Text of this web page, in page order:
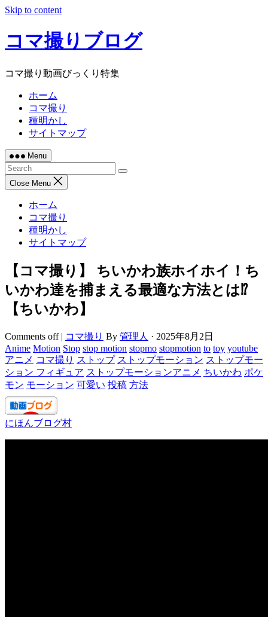
Skip to content
コマ撮りブログ
コマ撮り動画びっくり特集
ホーム
コマ撮り
種明かし
サイトマップ
Menu
Close Menu
ホーム
コマ撮り
種明かし
サイトマップ
【コマ撮り】 ちいかわ族ホイホイ！ち
いかわ達を捕まえる最適な方法とは⁉
【ちいかわ】
Comments off | コマ撮り By 管理人 · 2025年8月2日
Anime Motion Stop stop motion stopmo stopmotion to toy youtube
アニメ コマ撮り ストップ ストップモーション ストップモー
ション フィギュア ストップモーションアニメ ちいかわ ポケ
モン モーション 可愛い 投稿 方法
にほんブログ村